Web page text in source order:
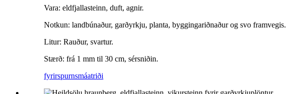
Vara: eldfjallasteinn, duft, agnir.
Notkun: landbúnaður, garðyrkju, planta, byggingariðnaður og svo framvegis.
Litur: Rauður, svartur.
Stærð: frá 1 mm til 30 cm, sérsniðin.
fyrirspurnsmáatriði